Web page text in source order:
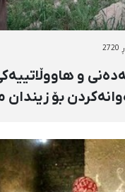
و
بۆ